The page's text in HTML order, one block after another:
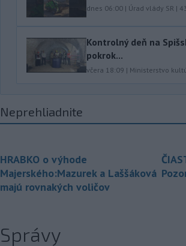
dnes 06:00 | Úrad vlády SR |
Kontrolný deň na
pokrok...
včera 18:09 | Ministerstvo
Neprehliadnite
HRABKO o výhode
Majerského:Mazurek a Laššáková
majú rovnakých voličov
Správy